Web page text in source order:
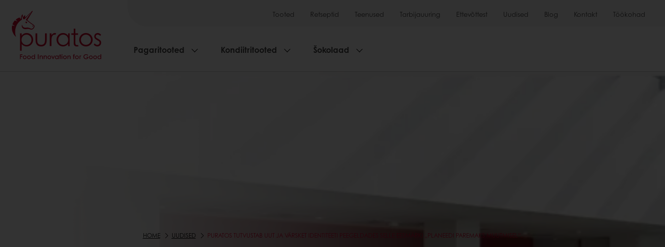
Tooted Retseptid Teenused Tarbijauuring Ettevõttest Uudised Blog Kontakt Töökohad
Pagaritooted Kondiitritooted Šokolaad
HOME UUDISED PURATOS TUTVUSTAB UUT JA VÄRSKET IDENTITEETI PEEGELDADES SELLE EESMÄRKI „PLANEEDI PAREMAKS MUUTMISEL“.